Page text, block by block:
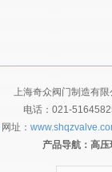
上海奇众阀门制造有
电话：021-
网址：
产品导航： 高压